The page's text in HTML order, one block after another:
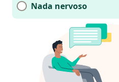
Nada nervoso